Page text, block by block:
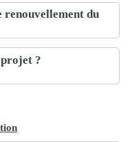
renouvellement du
?